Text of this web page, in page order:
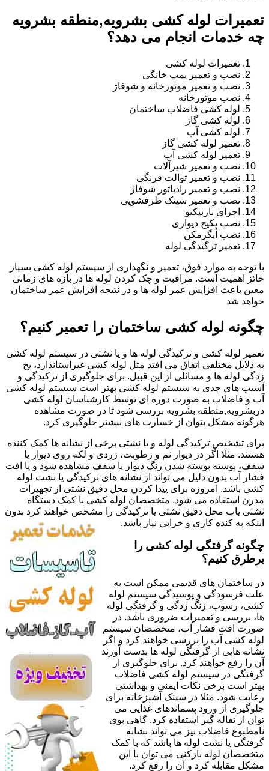
تعمیرات لوله کشی بشرویه,منطقه بشرویه
چه خدمات انجام می دهد؟
تعمیرات لوله کشی
نصب و تعمیر پمپ خانگی
نصب و تعمیر موتورخانه و شوفاژ
نصب موتورخانه
لوله کشی فاضلاب ساختمان
لوله کشی گاز
لوله کشی آب
تعمیر لوله کشی گاز
تعمیر لوله کشی آب
نصب و تعمیر شیرآلات
نصب و تعمیر توالت فرنگی
نصب و تعمیر رادیاتور شوفاژ
نصب و تعمیر سینک ظرفشویی
اجرای باربیکیو
نصب پکیج دیواری
نصب آبگرمکن
تعمیر ترگیدگی لوله
با توجه به موارد فوق، تعمیر و نگهداری از سیستم لوله کشی بسیار
حائز اهمیت است. مراقبت و چک کردن لوله ها در بازه های زمانی
معین باعث افزایش عمر لوله ها و در نتیجه افزایش عمر ساختمان
خواهد شد
چگونه لوله کشی ساختمان را تعمیر کنیم؟
تعمیر لوله کشی و ترکیدگی لوله ها و یا نشتی در سیستم لوله کشی
به دلایل مختلفی اتفاق می افتد مثل لوله کشی غیراستاندارد، یخ
زدگی لوله ها و مسائلی از این قبیل. برای جلوگیری از ترکیدگی و
آسیب های جدی به سیستم لوله کشی بهتر است سیستم لوله کشی
آب و فاضلاب به صورت دوره ای توسط کارشناسان لوله کشی
دربشرویه,منطقه بشرویه بررسی شود تا در صورت مشاهده
هرگونه مشکل بتوان از خسارت های بیشتر جلوگیری کرد.
برای تشخیص ترکیدگی لوله و یا نشتی برخی از نشانه ها کمک کننده
هستند. مثلا اگر در دیوار نم و رطوبت، زردی و لکه روی دیوار یا
سقف، پوسته پوسته شدن رنگ دیوار یا سقف مشاهده شود و یا افت
فشار آب بدون دلیل می تواند از نشانه های ترکیدگی یا نشت لوله
کشی باشد. امروزه برای پیدا کردن محل دقیق نشتی از تجهیزات
مدرن استفاده می شود. متخصصان لوله کشی با کمک دستگاه
نشتی یاب محل دقیق نشتی یا ترکیدگی را مشخص خواهند کرد بدون
اینکه به کنده کاری و خرابی نیاز باشد.
چگونه گرفتگی لوله کشی را
برطرق کنیم؟
در ساختمان های قدیمی ممکن است به
علت فرسودگی و پوسیدگی سیستم لوله
کشی، رسوب، زنگ زدگی و گرفتگی لوله
ها، بررسی و تعمیرات ضروری باشد. در
صورت افت فشار آب، متخصصان سیستم
لوله کشی آب را بررسی خواهند کرد و اگر
نشانه هایی از گرفتگی لوله ها بدست آورند
آن را رفع خواهند کرد. برای جلوگیری از
گرفتگی در سیستم لوله کشی فاضلاب
بهتر است برخی نکات ایمنی و بهداشتی
رعایت شود. مثلا در سینک آشپزخانه برای
جلوگیری از ورود پسماندهای غذایی می
توان از تفاله گیر استفاده کرد. گاهی بوی
نامطبوع فاضلاب نیز می تواند نشانه
گرفتگی یا نشت لوله ها باشد که با کمک
متخصصان لوله بازکنی می توان با این
مشکل مقابله کرد و آن را رفع کرد.